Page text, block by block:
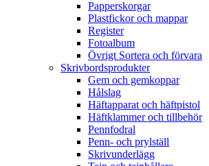
Papperskorgar
Plastfickor och mappar
Register
Fotoalbum
Övrigt Sortera och förvara
Skrivbordsprodukter
Gem och gemkoppar
Hålslag
Häftapparat och häftpistol
Häftklammer och tillbehör
Pennfodral
Penn- och prylställ
Skrivunderlägg